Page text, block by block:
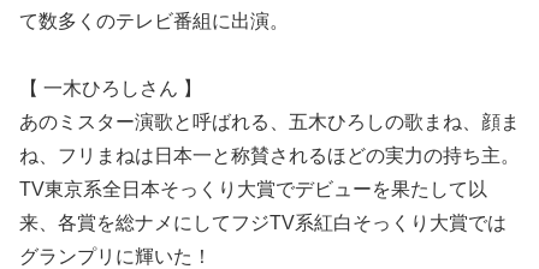
て数多くのテレビ番組に出演。
【 一木ひろしさん 】
あのミスター演歌と呼ばれる、五木ひろしの歌まね、顔ま
ね、フリまねは日本一と称賛されるほどの実力の持ち主。
TV東京系全日本そっくり大賞でデビューを果たして以
来、各賞を総ナメにしてフジTV系紅白そっくり大賞では
グランプリに輝いた！